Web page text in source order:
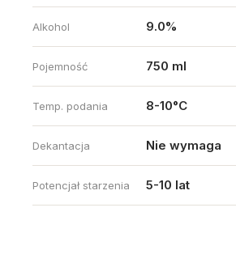
Alkohol 9.0%
Pojemność 750 ml
Temp. podania 8-10°C
Dekantacja Nie wymaga
Potencjał starzenia 5-10 lat